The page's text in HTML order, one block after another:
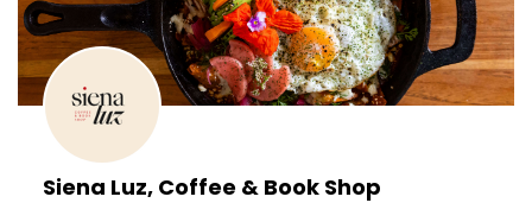
Siena Luz, Coffee & Book Shop